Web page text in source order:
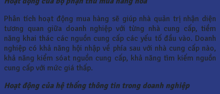
Phân tích hoạt động mua hàng sẽ giúp nhà quản trị nhận diện
tương quan giữa doanh nghiệp với từng nhà cung cấp, tiềm
năng khai thác các nguồn cung cấp các yếu tố đầu vào. Doanh
nghiệp có khả năng hội nhập về phía sau với nhà cung cấp nào,
khả năng kiểm sóat nguồn cung cấp, khả năng tìm kiếm nguồn
cung cấp với mức giá thấp.
Hoạt động của hệ thống thông tin trong doanh nghiệp